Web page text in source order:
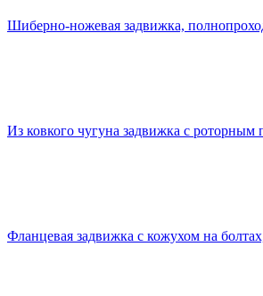
Шиберно-ножевая задвижка,
Из ковкого чугуна задвижка с роторным
Фланцевая задвижка с кожухом на